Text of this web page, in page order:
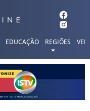
EDUCAÇÃO REGIÕES